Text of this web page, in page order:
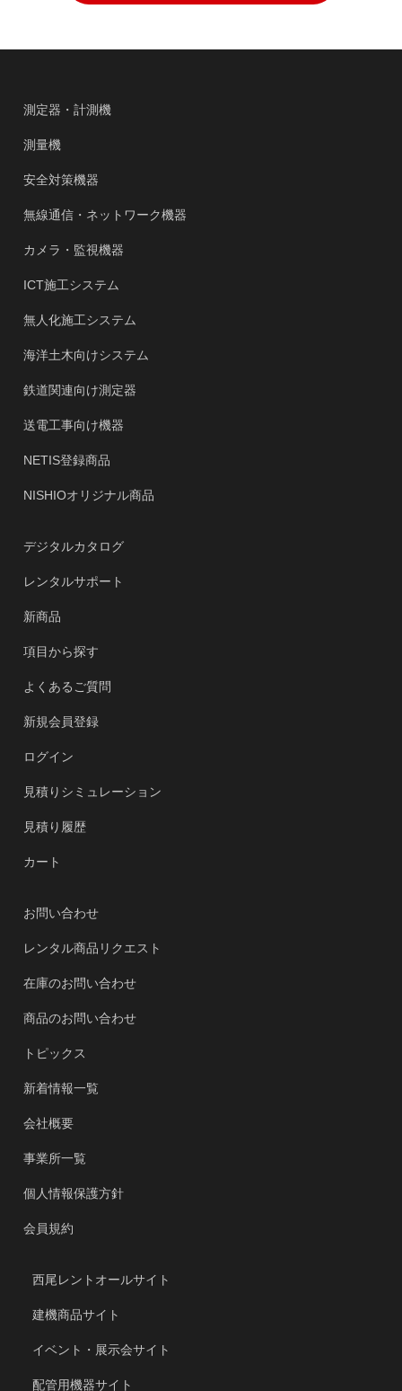
測定器・計測機
測量機
安全対策機器
無線通信・ネットワーク機器
カメラ・監視機器
ICT施工システム
無人化施工システム
海洋土木向けシステム
鉄道関連向け測定器
送電工事向け機器
NETIS登録商品
NISHIOオリジナル商品
デジタルカタログ
レンタルサポート
新商品
項目から探す
よくあるご質問
新規会員登録
ログイン
見積りシミュレーション
見積り履歴
カート
お問い合わせ
レンタル商品リクエスト
在庫のお問い合わせ
商品のお問い合わせ
トピックス
新着情報一覧
会社概要
事業所一覧
個人情報保護方針
会員規約
西尾レントオールサイト
建機商品サイト
イベント・展示会サイト
配管用機器サイト